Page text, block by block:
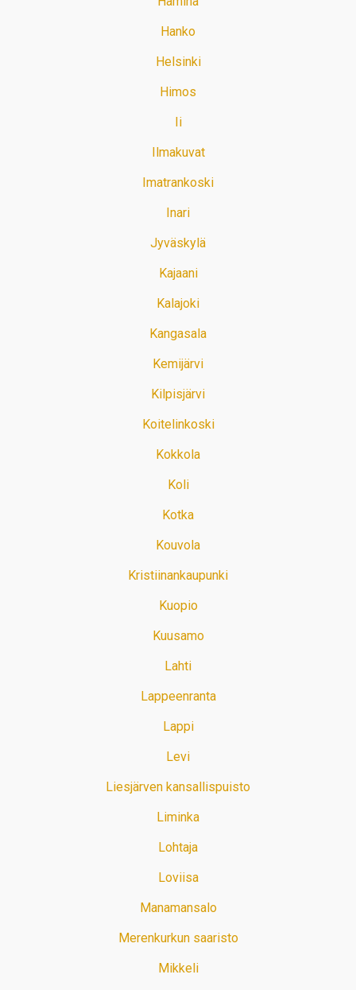
Hanko
Helsinki
Himos
Ii
Ilmakuvat
Imatrankoski
Inari
Jyväskylä
Kajaani
Kalajoki
Kangasala
Kemijärvi
Kilpisjärvi
Koitelinkoski
Kokkola
Koli
Kotka
Kouvola
Kristiinankaupunki
Kuopio
Kuusamo
Lahti
Lappeenranta
Lappi
Levi
Liesjärven kansallispuisto
Liminka
Lohtaja
Loviisa
Manamansalo
Merenkurkun saaristo
Mikkeli